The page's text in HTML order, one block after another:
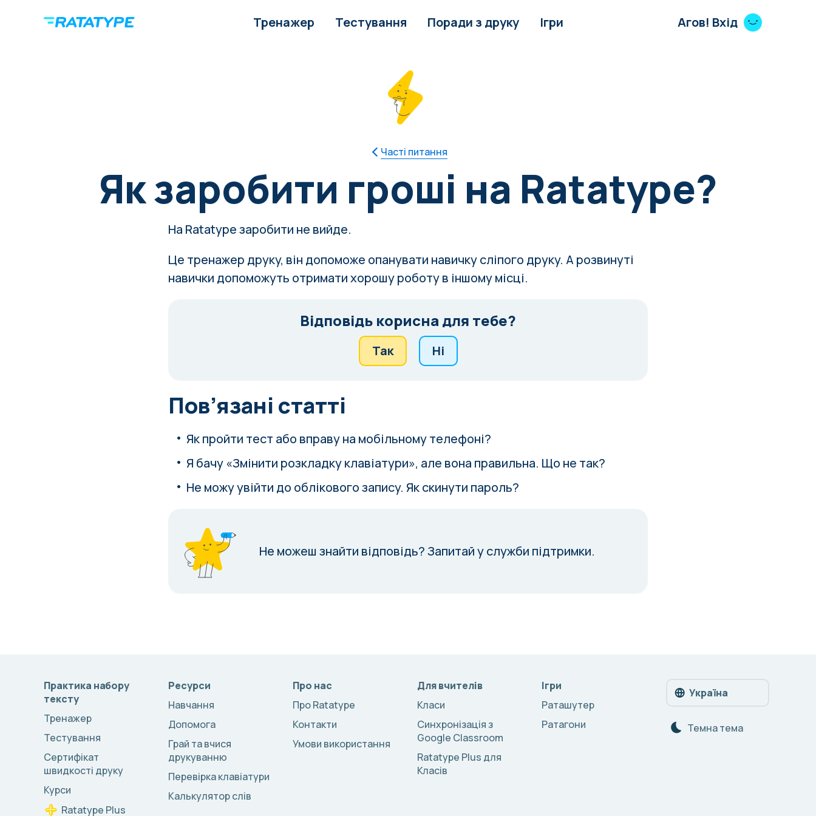
Тренажер Тестування Поради з друку Ігри Агов! Вхід
Часті питання
Як заробити гроші на Ratatype?
На Ratatype заробити не вийде.
Це тренажер друку, він допоможе опанувати навичку сліпого друку. А розвинуті
навички допоможуть отримати хорошу роботу в іншому місці.
Відповідь корисна для тебе?
Так Ні
Пов’язані статті
Як пройти тест або вправу на мобільному телефоні?
Я бачу «Змінити розкладку клавіатури», але вона правильна. Що не так?
Не можу увійти до облікового запису. Як скинути пароль?
Не можеш знайти відповідь?Запитай у служби підтримки.
Практика набору
тексту
Тренажер
Тестування
Сертифікат
швидкості друку
Курси
Ratatype Plus
Ресурси
Навчання
Допомога
Грай та вчися
друкуванню
Перевірка клавіатури
Калькулятор слів
Про нас
Про Ratatype
Контакти
Умови використання
Для вчителів
Класи
Синхронізація з
Google Classroom
Ratatype Plus для
Класів
Ігри
Раташутер
Ратагони
Україна
Темна тема